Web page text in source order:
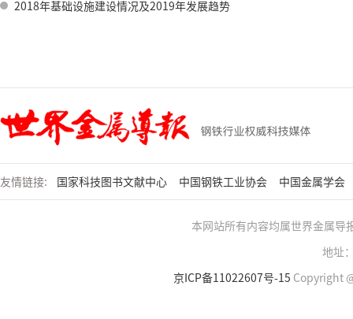
2018年基础设施建设情况及2019年发展趋势
友情链接: 国家科技图书文献中心 中国钢铁工业协会 中国金属学会
本网站所有内容均属世界金属导
地址
京ICP备11022607号-15 Copyright